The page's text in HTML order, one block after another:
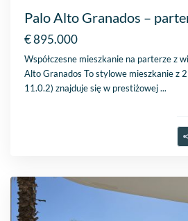
Palo Alto Granados –
€ 895.000
Współczesne mieszkanie na parterze z
Alto Granados To stylowe mieszkanie z
11.0.2) znajduje się w prestiżowej...